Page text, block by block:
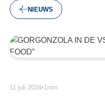
NIEUWS
11 juli 2024•1min